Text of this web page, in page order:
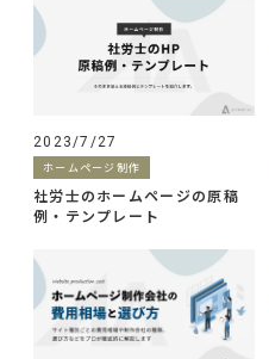
2023/7/27
ホームページ制作
社労士のホームページの原稿
例・テンプレート